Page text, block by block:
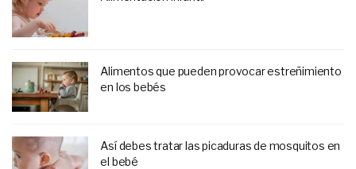
Alimentos que pueden provocar estreñimiento
en los bebés
Así debes tratar las picaduras de mosquitos en
el bebé